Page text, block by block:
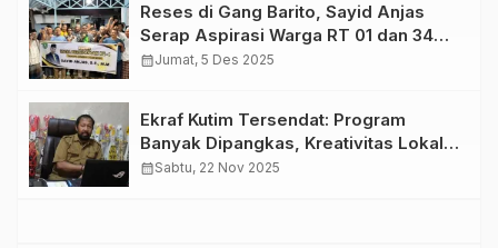
Reses di Gang Barito, Sayid Anjas
Serap Aspirasi Warga RT 01 dan 34
Teluk Lingga
calendar_monthJumat, 5 Des 2025
Ekraf Kutim Tersendat: Program
Banyak Dipangkas, Kreativitas Lokal
Terancam Melambat
calendar_monthSabtu, 22 Nov 2025